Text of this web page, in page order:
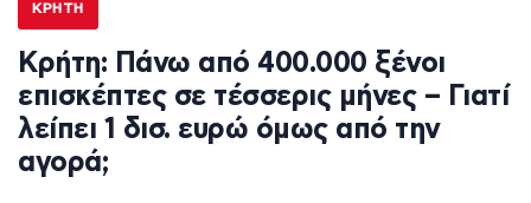
ΚΡΉΤΗ
Κρήτη: Πάνω από 400.000 ξένοι
επισκέπτες σε τέσσερις μήνες – Γιατί
λείπει 1 δισ. ευρώ όμως από την
αγορά;